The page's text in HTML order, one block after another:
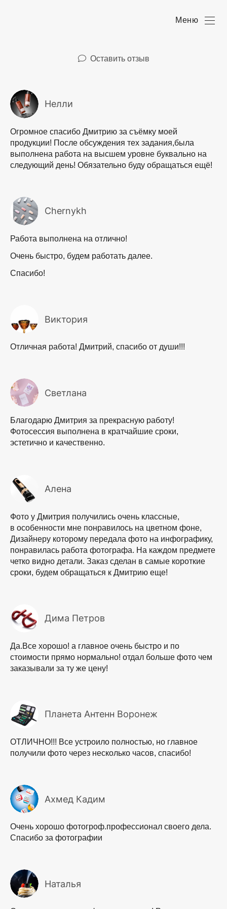
Меню
Оставить отзыв
Нелли
Огромное спасибо Дмитрию за съёмку моей
продукции! После обсуждения тех задания,была
выполнена работа на высшем уровне буквально на
следующий день! Обязательно буду обращаться ещё!
Chernykh
Работа выполнена на отлично!
Очень быстро, будем работать далее.
Спасибо!
Виктория
Отличная работа! Дмитрий, спасибо от души!!!
Светлана
Благодарю Дмитрия за прекрасную работу!
Фотосессия выполнена в кратчайшие сроки,
эстетично и качественно.
Алена
Фото у Дмитрия получились очень классные,
в особенности мне понравилось на цветном фоне,
Дизайнеру которому передала фото на инфографику,
понравилась работа фотографа. На каждом предмете
четко видно детали. Заказ сделан в самые короткие
сроки, будем обращаться к Дмитрию еще!
Дима Петров
Да.Все хорошо! а главное очень быстро и по
стоимости прямо нормально! отдал больше фото чем
заказывали за ту же цену!
Планета Антенн Воронеж
ОТЛИЧНО!!! Все устроило полностью, но главное
получили фото через несколько часов, спасибо!
Ахмед Кадим
Очень хорошо фотогроф.профессионал своего дела.
Спасибо за фотографии
Наталья